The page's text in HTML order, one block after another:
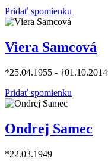
Pridať spomienku
Viera Samcová
*25.04.1955 - †01.10.2014
Pridať spomienku
Ondrej Samec
*22.03.1949